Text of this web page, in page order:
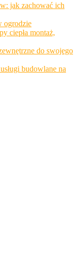
jak zachować ich
ogrodzie
ciepła montaż,
do swojego
budowlane na